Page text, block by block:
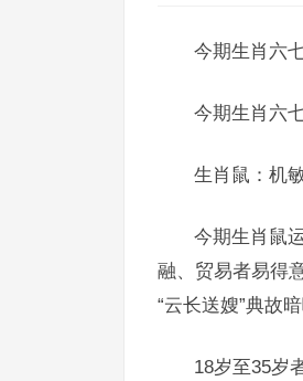
今期生肖六
今期生肖六
生肖鼠：机
今期生肖鼠
融、贸易者易得
“云长送嫂”典故
18岁至35岁